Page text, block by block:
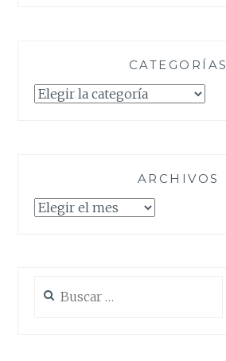
CATEGORÍAS
Categorías
ARCHIVOS
Archivos